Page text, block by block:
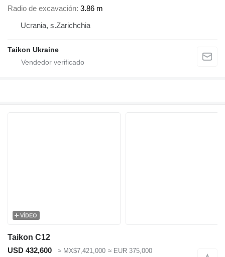
Radio de excavación 3.86 m
Ucrania, s.Zarichchia
Taikon Ukraine
VÍDEO
Taikon C12
USD 432,600
≈ MX$7,421,000 ≈ EUR 375,000